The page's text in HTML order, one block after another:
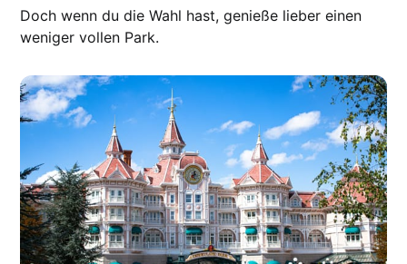
Doch wenn du die Wahl hast, genieße lieber einen
weniger vollen Park.